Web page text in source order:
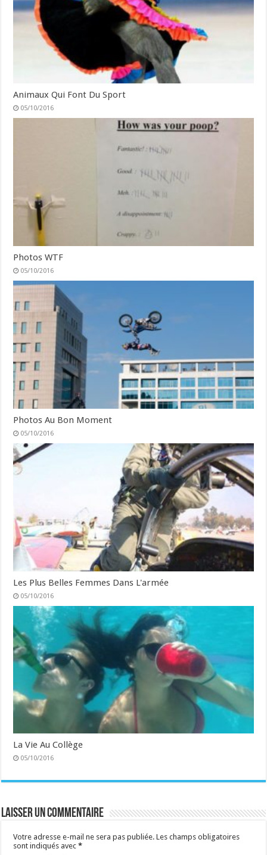
Animaux Qui Font Du Sport
05/10/2016
Photos WTF
05/10/2016
Photos Au Bon Moment
05/10/2016
Les Plus Belles Femmes Dans L'armée
05/10/2016
La Vie Au Collège
05/10/2016
Laisser un commentaire
Votre adresse e-mail ne sera pas publiée. Les champs obligatoires
sont indiqués avec*